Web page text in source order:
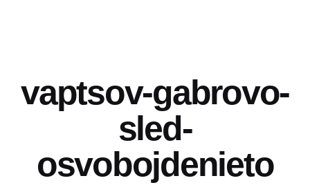
vaptsov-gabrovo-
sled-
osvobojdenieto